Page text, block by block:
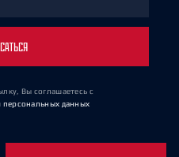
Вы соглашаетесь с
данных